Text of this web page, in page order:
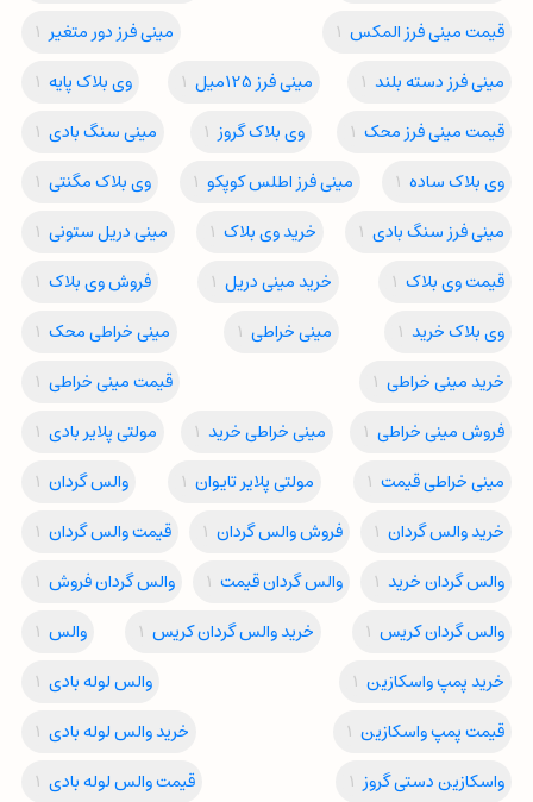
قیمت مینی فرز المکس 1 مینی فرز دور متغیر 1
مینی فرز دسته بلند 1 مینی فرز 125میل 1 وی بلاک پایه 1
قیمت مینی فرز محک 1 وی بلاک گروز 1 مینی سنگ بادی 1
وی بلاک ساده 1 مینی فرز اطلس کوپکو 1 وی بلاک مگنتی 1
مینی فرز سنگ بادی 1 خرید وی بلاک 1 مینی دریل ستونی 1
قیمت وی بلاک 1 خرید مینی دریل 1 فروش وی بلاک 1
وی بلاک خرید 1 مینی خراطی 1 مینی خراطی محک 1
خرید مینی خراطی 1 قیمت مینی خراطی 1
فروش مینی خراطی 1 مینی خراطی خرید 1 مولتی پلایر بادی 1
مینی خراطی قیمت 1 مولتی پلایر تایوان 1 والس گردان 1
خرید والس گردان 1 فروش والس گردان 1 قیمت والس گردان 1
والس گردان خرید 1 والس گردان قیمت 1 والس گردان فروش 1
والس گردان کریس 1 خرید والس گردان کریس 1 والس 1
خرید پمپ واسکازین 1 والس لوله بادی 1
قیمت پمپ واسکازین 1 خرید والس لوله بادی 1
واسکازین دستی گروز 1 قیمت والس لوله بادی 1